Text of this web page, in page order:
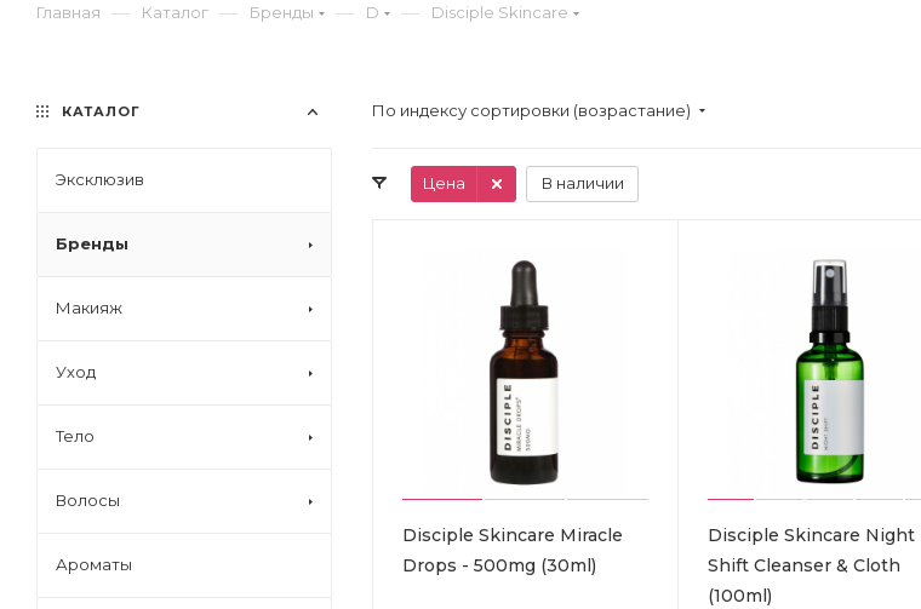
Главная — Каталог — Бренды — D — Disciple Skincare
По индексу сортировки (возрастание)
Цена В наличии
Disciple Skincare Miracle
Drops - 500mg (30ml)
Disciple Skincare Night
Shift Cleanser & Cloth
(100ml)
КАТАЛОГ
Эксклюзив
Бренды
Макияж
Уход
Тело
Волосы
Ароматы